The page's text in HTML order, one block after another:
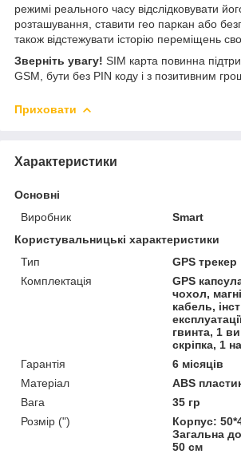
режимі реального часу відслідковувати
розташування, ставити гео паркан або
також відстежувати історію переміщень
Зверніть увагу! SIM карта повинна
GSM, бути без PIN коду і з позитивним
Приховати
Характеристики
Основні
Виробник
Smart
Користувальницькі характеристики
Тип
GPS трекер
Комплектація
GPS
чохол,
кабель,
гвинта, 1
скріпка, 1
Гарантія
6 місяців
Матеріал
ABS
Вага
35 гр
Розмір (")
Корпус:
Загальна
50 см